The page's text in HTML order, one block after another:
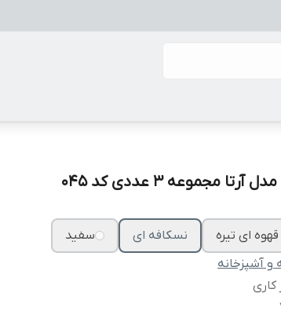
مجموعه 3 عددی کد 045
قهوه ای تیره نسکافه ای
سفید
و آشپزخانه